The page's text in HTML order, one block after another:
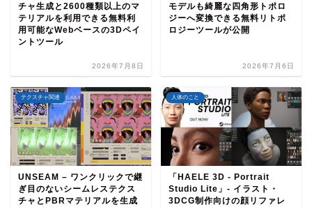
チャ生成と2600種類以上のマ
テリアルを利用できる無料利
用可能なWebベースの3Dペイ
ントツール
2026年7月8日
モデルも綺麗な四角形トポロ
ジーへ変換できる無料リトポ
ロジーツールが公開
2026年7月6日
テクスチャ関連
UNSEAM – ワンクリックで継
ぎ目のないシームレステクス
チャとPBRマテリアルを生成
人体のこと
「HAELE 3D - Portrait
Studio Lite」- イラスト・
3DCG制作向けの顔リファレ